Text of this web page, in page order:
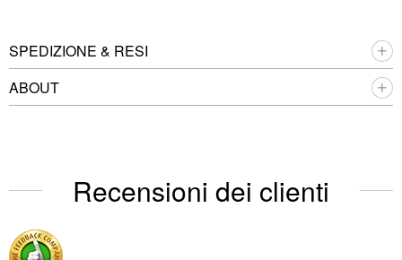
SPEDIZIONE & RESI
ABOUT
Recensioni dei clienti